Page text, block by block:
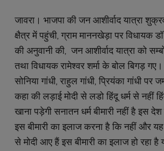
जावरा। भाजपा की जन आशीर्वाद यात्रा
क्षैत्र में पहुंची, ग्राम माननखेड़ा पर विधायक
की अनुवानी की, जन आशीर्वाद यात्रा को
तथा विधायक रामेश्वर शर्मा के बोल बिगड़
सोनिया गांधी, राहुल गांधी, प्रियंका गांधी पर
कहा की लड़ाई मोदी से लडो हिंदू धर्म से नहीं
खाना पड़ेगी सनातन धर्म बीमारी नहीं है इस
इस बीमारी का इलाज करना है कि नहीं और
से मोदी आए हैं इस बीमारी का इलाज हो रहा